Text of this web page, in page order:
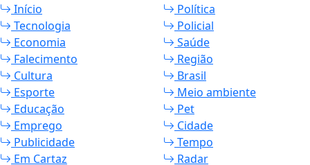
Início
Política
Tecnologia
Policial
Economia
Saúde
Falecimento
Região
Cultura
Brasil
Esporte
Meio ambiente
Educação
Pet
Emprego
Cidade
Publicidade
Tempo
Em Cartaz
Radar